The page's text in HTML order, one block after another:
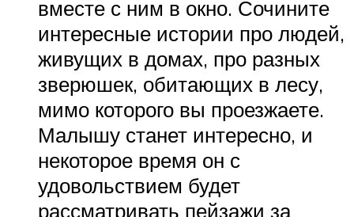
вместе с ним в окно. Сочините
интересные истории про людей,
живущих в домах, про разных
зверюшек, обитающих в лесу,
мимо которого вы проезжаете.
Малышу станет интересно, и
некоторое время он с
удовольствием будет
рассматривать пейзажи за